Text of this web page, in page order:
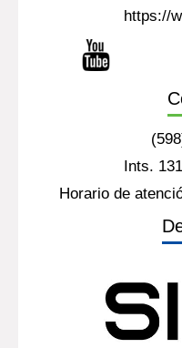
https://
Ints.
Horario de